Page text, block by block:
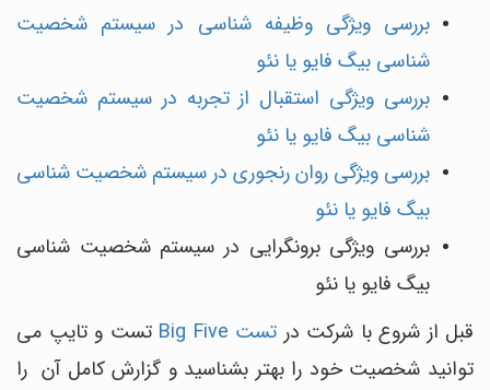
بررسی ویژگی وظیفه شناسی در سیستم شخصیت
شناسی بیگ فایو یا نئو
بررسی ویژگی استقبال از تجربه در سیستم شخصیت
شناسی بیگ فایو یا نئو
بررسی ویژگی روان رنجوری در سیستم شخصیت شناسی
بیگ فایو یا نئو
بررسی ویژگی برونگرایی در سیستم شخصیت شناسی
بیگ فایو یا نئو
قبل از شروع با شرکت در تست Big Five
تست و تایپ می
توانید شخصیت خود را بهتر بشناسید و گزارش کامل آن را